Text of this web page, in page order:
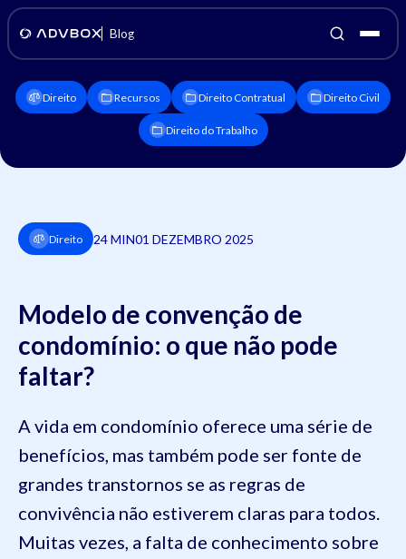
Blog
Direito Recursos Direito Contratual Direito Civil
Direito do Trabalho
Direito 24 MIN01 DEZEMBRO 2025
Modelo de convenção de
condomínio: o que não pode
faltar?
A vida em condomínio oferece uma série de
benefícios, mas também pode ser fonte de
grandes transtornos se as regras de
convivência não estiverem claras para todos.
Muitas vezes, a falta de conhecimento sobre